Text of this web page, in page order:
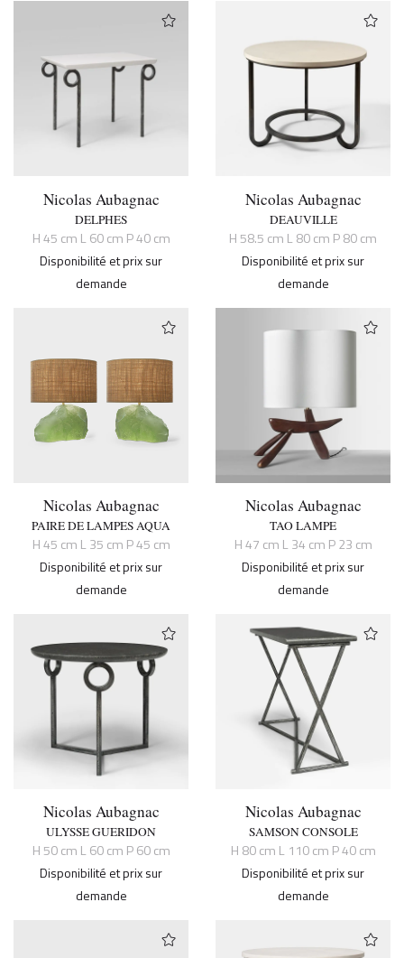
Nicolas Aubagnac
DELPHES
H 45 cm L 60 cm P 40 cm
Disponibilité et prix sur
demande
Nicolas Aubagnac
DEAUVILLE
H 58.5 cm L 80 cm P 80 cm
Disponibilité et prix sur
demande
Nicolas Aubagnac
PAIRE DE LAMPES AQUA
H 45 cm L 35 cm P 45 cm
Disponibilité et prix sur
demande
Nicolas Aubagnac
TAO LAMPE
H 47 cm L 34 cm P 23 cm
Disponibilité et prix sur
demande
Nicolas Aubagnac
ULYSSE GUERIDON
H 50 cm L 60 cm P 60 cm
Disponibilité et prix sur
demande
Nicolas Aubagnac
SAMSON CONSOLE
H 80 cm L 110 cm P 40 cm
Disponibilité et prix sur
demande